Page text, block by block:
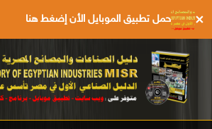
× حمل تطبيق الموبايل الأن إضغط هنا